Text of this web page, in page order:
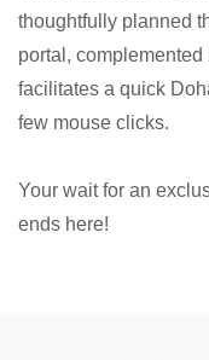
thoughtfully planned
portal,
facilitates a quick
few mouse clicks.
Your wait for an
ends here!